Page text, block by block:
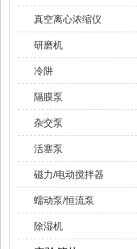
真空离心浓缩仪
研磨机
冷阱
隔膜泵
杂交泵
活塞泵
磁力/电动搅拌器
蠕动泵/恒流泵
除湿机